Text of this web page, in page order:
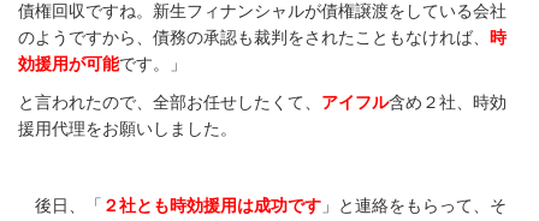
債権回収ですね。新生フィナンシャルが債権譲渡をしている会社
のようですから、債務の承認も裁判をされたこともなければ、 時
効援用が可能です。」
と言われたので、全部お任せしたくて、 アイフル含め２社、時効
援用代理をお願いしました。
後日、「 ２社とも時効援用は成功です 」と連絡をもらって、そ